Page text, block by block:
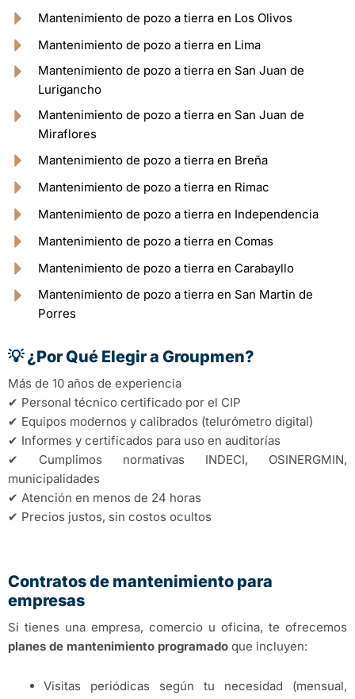
Mantenimiento de pozo a tierra en Los Olivos
Mantenimiento de pozo a tierra en Lima
Mantenimiento de pozo a tierra en San Juan de
Lurigancho
Mantenimiento de pozo a tierra en San Juan de
Miraflores
Mantenimiento de pozo a tierra en Breña
Mantenimiento de pozo a tierra en Rimac
Mantenimiento de pozo a tierra en Independencia
Mantenimiento de pozo a tierra en Comas
Mantenimiento de pozo a tierra en Carabayllo
Mantenimiento de pozo a tierra en San Martin de
Porres
💡 ¿Por Qué Elegir a Groupmen?
Más de 10 años de experiencia
✔ Personal técnico certificado por el CIP
✔ Equipos modernos y calibrados (telurómetro digital)
✔ Informes y certificados para uso en auditorías
✔ Cumplimos normativas INDECI, OSINERGMIN,
municipalidades
✔ Atención en menos de 24 horas
✔ Precios justos, sin costos ocultos
Contratos de mantenimiento para
empresas
Si tienes una empresa, comercio u oficina, te ofrecemos
planes de mantenimiento programado que incluyen:
Visitas periódicas según tu necesidad (mensual,